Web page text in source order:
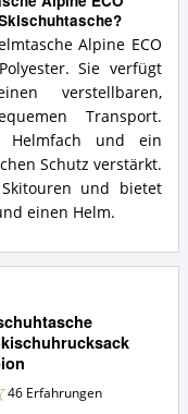
Alpine ECO
Sie verfügt
verstellbaren,
Transport.
Helmfach und ein
Schutz verstärkt.
und bietet
einen Helm.
46 Erfahrungen